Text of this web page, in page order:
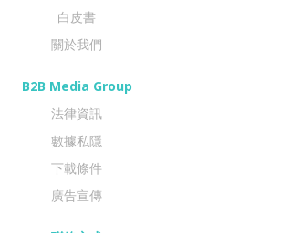
白皮書
關於我們
B2B Media Group
法律資訊
數據私隱
下載條件
廣告宣傳